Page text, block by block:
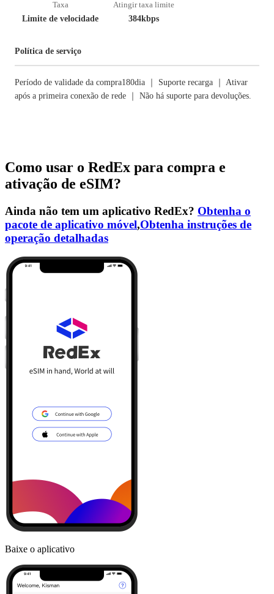
Taxa
Limite de velocidade
Atingir taxa limite
384kbps
Política de serviço
Período de validade da compra180dia ｜ Suporte recarga ｜ Ativar
após a primeira conexão de rede ｜ Não há suporte para devoluções.
Como usar o RedEx para compra e
ativação de eSIM?
Ainda não tem um aplicativo RedEx? Obtenha o
pacote de aplicativo móvel,Obtenha instruções de
operação detalhadas
Baixe o aplicativo